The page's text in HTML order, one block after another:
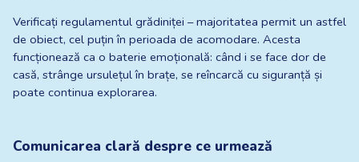
Verificați regulamentul grădiniței – majoritatea permit un astfel
de obiect, cel puțin în perioada de acomodare. Acesta
funcționează ca o baterie emoțională: când i se face dor de
casă, strânge ursulețul în brațe, se reîncarcă cu siguranță și
poate continua explorarea.
Comunicarea clară despre ce urmează